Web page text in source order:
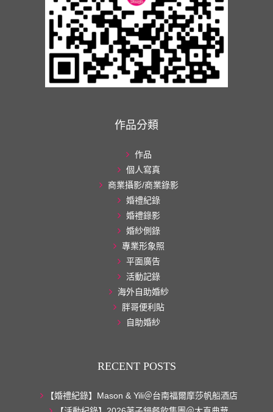
作品分類
作品
個人寫真
商業攝影/商業錄影
婚禮紀錄
婚禮錄影
婚紗側錄
專業形象照
平面廣告
活動記錄
海外自助婚紗
胖哥便利貼
自助婚紗
RECENT POSTS
【婚禮紀錄】Mason & Yili＠台南福爾摩莎帆船酒店